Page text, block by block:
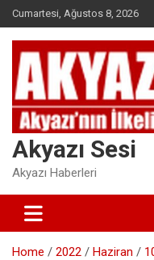
Skip
to
content
Cumartesi, Ağustos 8, 2026
Akyazı Sesi
Akyazı Haberleri
Home 2022 Haziran